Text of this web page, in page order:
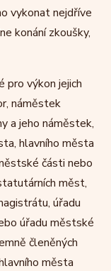
vykonat nejdříve
konání zkoušky,
pro výkon jejich
náměstek
a jeho náměstek,
hlavního města
části nebo
měst,
úřadu
úřadu městské
členěných
města